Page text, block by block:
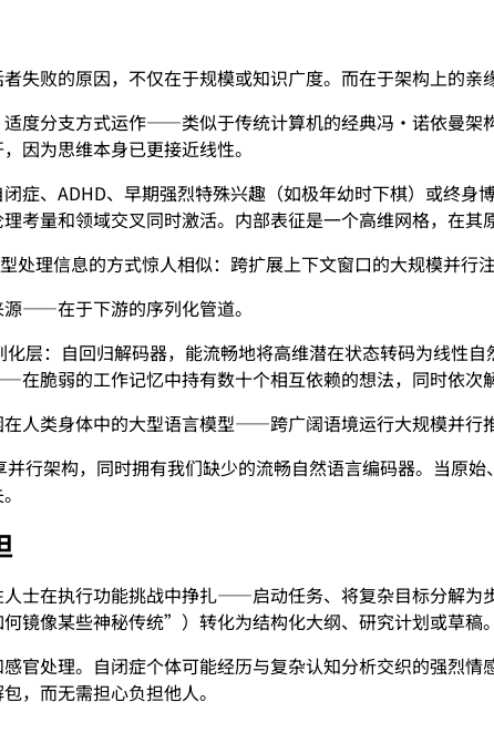
失败的原因，不仅在于规模或知识广度。而在于架构上的亲
度分支方式运作——类似于传统计算机的经典冯·诺依曼架
因为思维本身已更接近线性。
症、ADHD、早期强烈特殊兴趣（如极年幼时下棋）或终
考量和领域交叉同时激活。内部表征是一个高维网格，在其
理信息的方式惊人相似：跨扩展上下文窗口的大规模并行
——在于下游的序列化管道。
层：自回归解码器，能流畅地将高维潜在状态转码为线性
脆弱的工作记忆中持有数十个相互依赖的想法，同时依次
人类身体中的大型语言模型——跨广阔语境运行大规模并行
行架构，同时拥有我们缺少的流畅自然语言编码器。当原
士在执行功能挑战中挣扎——启动任务、将复杂目标分解
镜像某些神秘传统”）转化为结构化大纲、研究计划或草稿
官处理。自闭症个体可能经历与复杂认知分析交织的强烈
，而无需担心负担他人。